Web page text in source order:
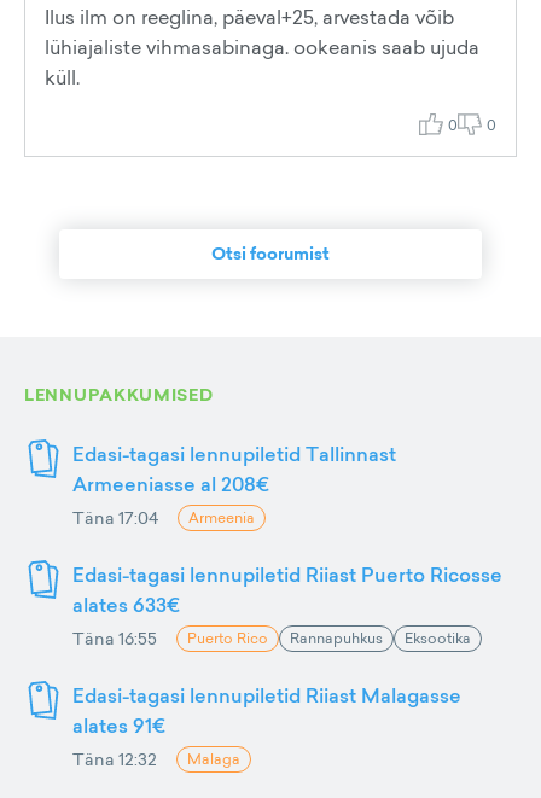
Ilus ilm on reeglina, päeval+25, arvestada võib
lühiajaliste vihmasabinaga. ookeanis saab ujuda
küll.
0 0
Otsi foorumist
LENNUPAKKUMISED
Edasi-tagasi lennupiletid Tallinnast
Armeeniasse al 208€
Täna 17:04 Armeenia
Edasi-tagasi lennupiletid Riiast Puerto Ricosse
alates 633€
Täna 16:55 Puerto Rico Rannapuhkus Eksootika
Edasi-tagasi lennupiletid Riiast Malagasse
alates 91€
Täna 12:32 Malaga